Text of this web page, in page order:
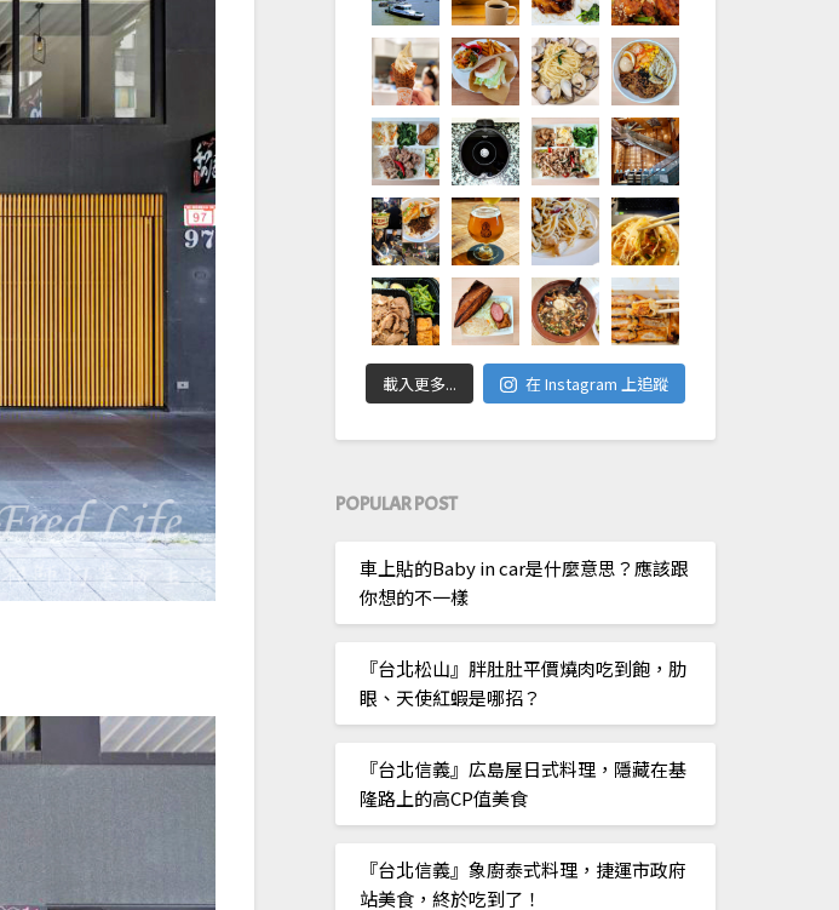
載入更多... 在 Instagram 上追蹤
POPULAR POST
車上貼的Baby in car是什麼意思？應該跟
你想的不一樣
『台北松山』胖肚肚平價燒肉吃到飽，肋
眼、天使紅蝦是哪招？
『台北信義』広島屋日式料理，隱藏在基
隆路上的高CP值美食
『台北信義』象廚泰式料理，捷運市政府
站美食，終於吃到了！